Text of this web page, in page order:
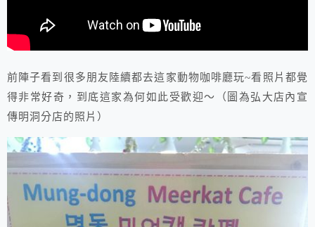
前陣子看到很多朋友陸續都去這家動物咖啡廳玩~看照片都覺
得非常好奇，到底這家為何如此受歡迎～（圖為弘大店內宣
傳明洞分店的照片）